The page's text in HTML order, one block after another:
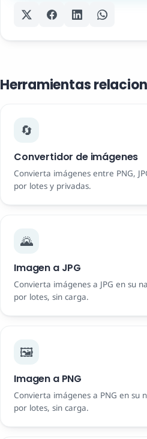
Herramientas
🔄
Convertidor de imágenes
Convierta imágenes entre PNG,
por lotes y privadas.
🌄
Imagen a JPG
Convierta imágenes a JPG en su
por lotes, sin carga.
🖼️
Imagen a PNG
Convierta imágenes a PNG en su
por lotes, sin carga.